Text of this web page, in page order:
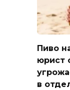
Пиво
юрист
в